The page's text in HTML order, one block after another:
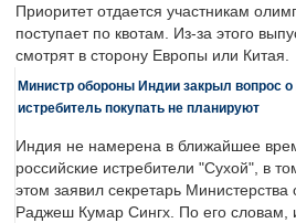
Приоритет отдается участникам
поступает по квотам. Из-за этого
смотрят в сторону Европы или Китая.
Министр обороны Индии закрыл вопрос о
истребитель покупать не планируют
Индия не намерена в ближайшее
российские истребители "Сухой", в
этом заявил секретарь
Раджеш Кумар Сингх. По его словам,